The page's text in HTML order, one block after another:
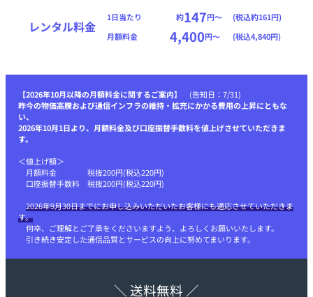
レンタル料金
1日当たり 約147円〜
(税込約161円)
月額料金
4,400円〜 (税込4,840円)
【2026年10月以降の月額料金に関するご案内】 (告知日：7/31)
昨今の物価高騰および通信インフラの維持・拡充にかかる費用の上昇にともな
い、
2026年10月1日より、月額料金及び口座振替手数料を値上げさせていただきま
す。
＜値上げ額＞
月額料金 税抜200円(税込220円)
口座振替手数料 税抜200円(税込220円)
2026年9月30日までにお申し込みいただいたお客様にも適応させていただきま
す。
何卒、ご理解とご了承をくださいますよう、よろしくお願いいたします。
引き続き安定した通信品質とサービスの向上に努めてまいります。
＼ 送料無料 ／